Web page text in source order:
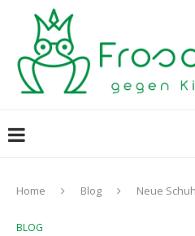
Home Blog Neue
BLOG